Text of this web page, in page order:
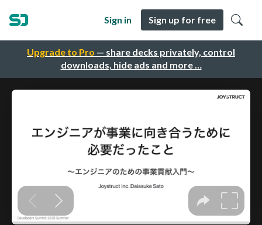
Upgrade to Pro — share decks privately, control
downloads, hide ads and more …
Sign in Sign up for free